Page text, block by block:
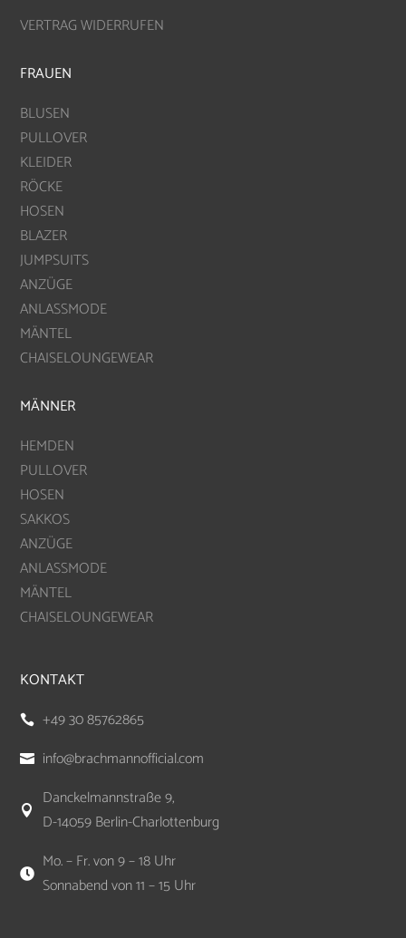
VERTRAG WIDERRUFEN
FRAUEN
BLUSEN
PULLOVER
KLEIDER
RÖCKE
HOSEN
BLAZER
JUMPSUITS
ANZÜGE
ANLASSMODE
MÄNTEL
CHAISELOUNGEWEAR
MÄNNER
HEMDEN
PULLOVER
HOSEN
SAKKOS
ANZÜGE
ANLASSMODE
MÄNTEL
CHAISELOUNGEWEAR
KONTAKT
 +49 30 85762865
 info@brachmannofficial.com

Danckelmannstraße 9,
D-14059 Berlin-Charlottenburg

Mo. – Fr. von 9 – 18 Uhr
Sonnabend von 11 – 15 Uhr